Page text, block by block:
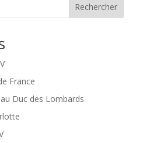
Rechercher
France
Duc des Lombards